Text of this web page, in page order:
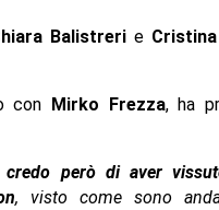
Balistrerie
con Mirko Frezza, ha
credo però di aver
, visto come sono